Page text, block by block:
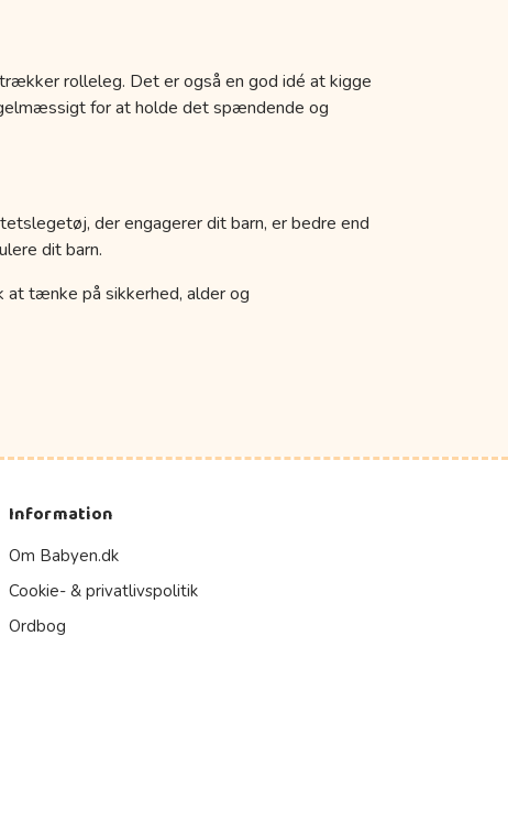
rolleleg. Det er også en god idé at kigge
for at holde det spændende og
der engagerer dit barn, er bedre end
dit barn.
tænke på sikkerhed, alder og
Information
Om Babyen.dk
Cookie- & privatlivspolitik
Ordbog